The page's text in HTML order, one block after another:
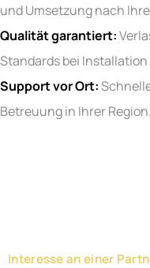
und Umsetzung nach
Qualität garantiert:
Standards bei
Support vor Ort:
Betreuung in Ihrer Region.
Interesse an einer